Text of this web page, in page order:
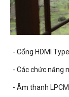
- Cổng HDMI
- Các chức năng
- Âm thanh